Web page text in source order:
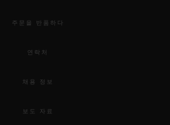
주문을 반품하다
연락처
채용 정보
보도 자료